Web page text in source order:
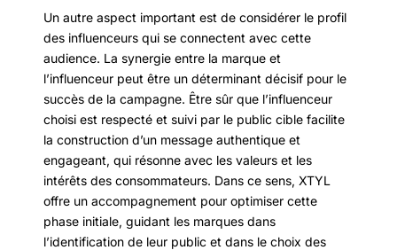
Un autre aspect important est de considérer le profil
des influenceurs qui se connectent avec cette
audience. La synergie entre la marque et
l’influenceur peut être un déterminant décisif pour le
succès de la campagne. Être sûr que l’influenceur
choisi est respecté et suivi par le public cible facilite
la construction d’un message authentique et
engageant, qui résonne avec les valeurs et les
intérêts des consommateurs. Dans ce sens, XTYL
offre un accompagnement pour optimiser cette
phase initiale, guidant les marques dans
l’identification de leur public et dans le choix des